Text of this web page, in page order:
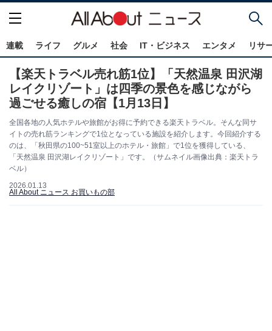
連載 ライフ グルメ 社会 IT・ビジネス エンタメ リサ
【楽天トラベル売れ筋1位】「天然温泉 田沢湖
レイクリゾート」は四季の景色を感じながら
過ごせる癒しの宿【1月13日】
全国各地の人気ホテルや旅館がお得に予約できる楽天トラベル。そんな同サ
イトの売れ筋ランキングで1位となっている施設を紹介します。今回紹介する
のは、「秋田県の100~51室以上のホテル・旅館」で1位を獲得している、
「天然温泉 田沢湖レイクリゾート」です。（サムネイル画像出典：楽天トラ
ベル）
2026.01.13
All About ニュース お買いもの部